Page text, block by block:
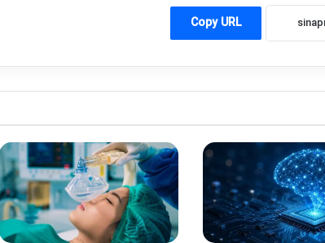
Copy URL